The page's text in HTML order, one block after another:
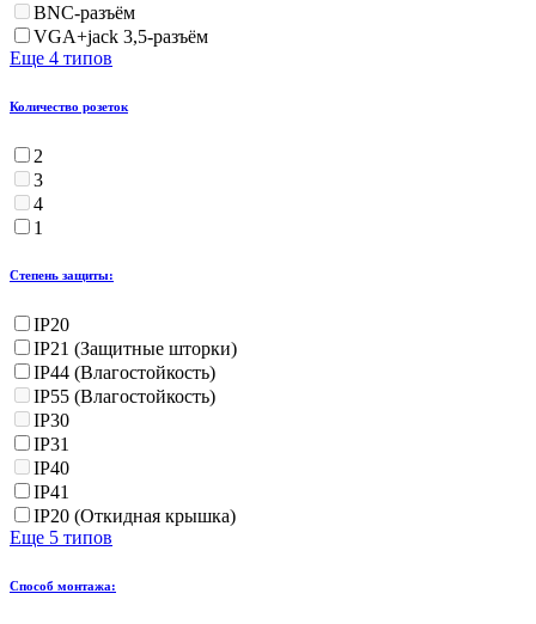
BNC-разъём
VGA+jack 3,5-разъём
Еще 4 типов
Количество розеток
2
3
4
1
Степень защиты:
IP20
IP21 (Защитные шторки)
IP44 (Влагостойкость)
IP55 (Влагостойкость)
IP30
IP31
IP40
IP41
IP20 (Откидная крышка)
Еще 5 типов
Способ монтажа: